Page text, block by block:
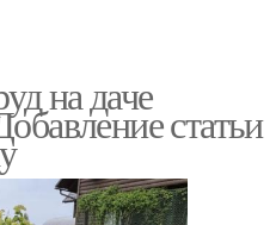
на даче
статьи